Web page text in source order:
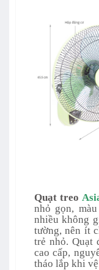
Quạt treo
nhỏ gọn,
nhiều không
tường, nên ít
trẻ nhỏ. Quạt
cao cấp,
tháo lắp khi